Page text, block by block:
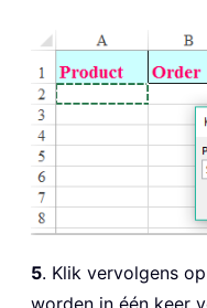
5. Klik vervolgens